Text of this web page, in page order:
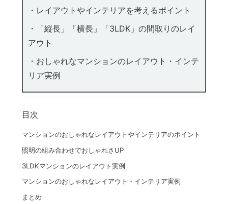
・レイアウトやインテリアを考えるポイント
・「縦長」「横長」「3LDK」の間取りのレイ
アウト
・おしゃれなマンションのレイアウト・インテ
リア実例
目次
マンションのおしゃれなレイアウトやインテリアのポイント
照明の組み合わせでおしゃれさUP
3LDKマンションのレイアウト実例
マンションのおしゃれなレイアウト・インテリア実例
まとめ